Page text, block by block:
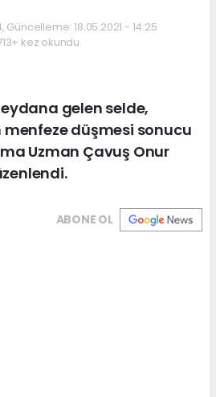
Güncelleme: 18.05.2021 - 14:25
kez okundu.
gelen selde,
düşmesi sonucu
Uzman Çavuş Onur
ABONE OL